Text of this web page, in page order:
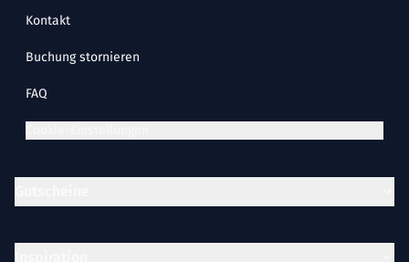
Kontakt
Buchung stornieren
FAQ